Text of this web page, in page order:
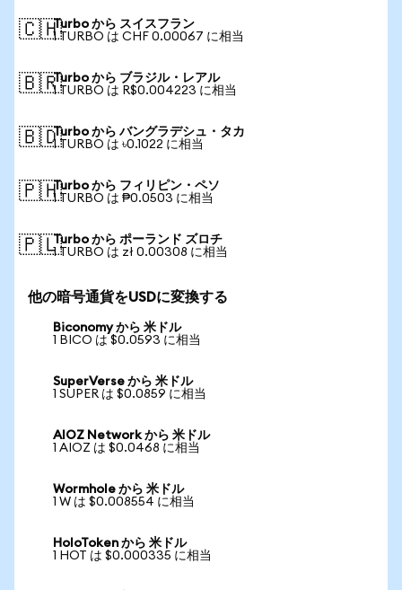
🇨🇭Turbo から スイスフラン
1 TURBO は CHF 0.00067 に相当
🇧🇷Turbo から ブラジル・レアル
1 TURBO は R$0.004223 に相当
🇧🇩Turbo から バングラデシュ・タカ
1 TURBO は ৳0.1022 に相当
🇵🇭Turbo から フィリピン・ペソ
1 TURBO は ₱0.0503 に相当
🇵🇱Turbo から ポーランド ズロチ
1 TURBO は zł 0.00308 に相当
他の暗号通貨をUSDに変換する
Biconomy から 米ドル
1 BICO は $0.0593 に相当
SuperVerse から 米ドル
1 SUPER は $0.0859 に相当
AIOZ Network から 米ドル
1 AIOZ は $0.0468 に相当
Wormhole から 米ドル
1 W は $0.008554 に相当
HoloToken から 米ドル
1 HOT は $0.000335 に相当